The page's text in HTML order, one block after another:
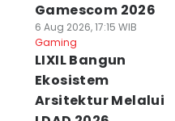
Gamescom 2026
6 Aug 2026, 17:15 WIB
Gaming
LIXIL Bangun
Ekosistem
Arsitektur Melalui